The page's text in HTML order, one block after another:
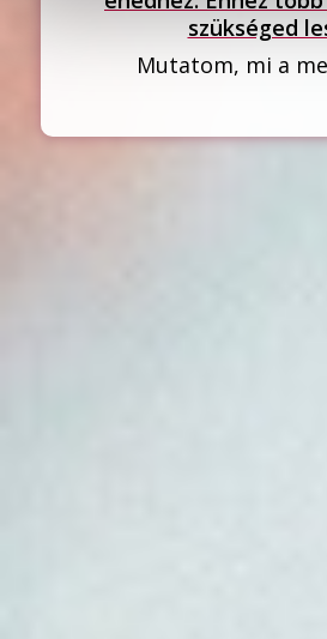
szükséged
Mutatom, mi a